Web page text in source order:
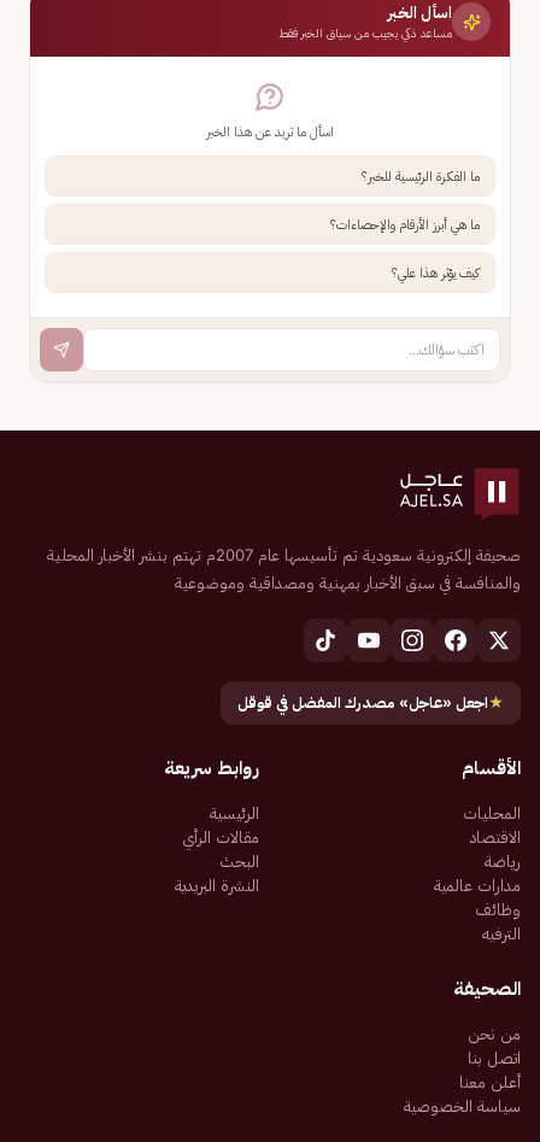
اسأل الخبر
مساعد ذكي يجيب من سياق الخبر فقط
اسأل ما تريد عن هذا الخبر
ما الفكرة الرئيسية للخبر؟
ما هي أبرز الأرقام والإحصاءات؟
كيف يؤثر هذا علي؟
صحيفة إلكترونية سعودية تم تأسيسها عام 2007م تهتم بنشر الأخبار المحلية
والمنافسة في سبق الأخبار بمهنية ومصداقية وموضوعية
★اجعل «عاجل» مصدرك المفضل في قوقل
الأقسام
المحليات
الاقتصاد
رياضة
مدارات عالمية
وظائف
الترفيه
روابط سريعة
الرئيسية
مقالات الرأي
البحث
النشرة البريدية
الصحيفة
من نحن
اتصل بنا
أعلن معنا
سياسة الخصوصية